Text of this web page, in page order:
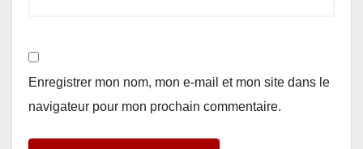
Enregistrer mon nom, mon e-mail et mon site dans le
navigateur pour mon prochain commentaire.